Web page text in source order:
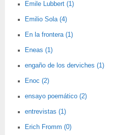
Emile Lubbert (1)
Emilio Sola (4)
En la frontera (1)
Eneas (1)
engaño de los derviches (1)
Enoc (2)
ensayo poemático (2)
entrevistas (1)
Erich Fromm (0)